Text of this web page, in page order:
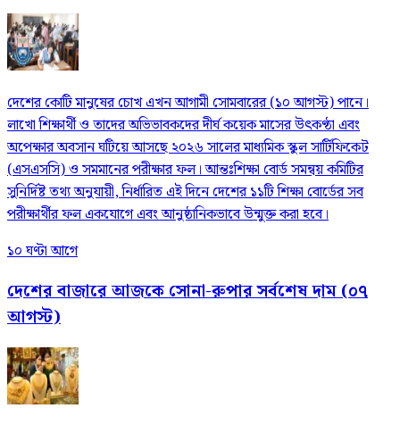
দেশের কোটি মানুষের চোখ এখন আগামী সোমবারের (১০ আগস্ট) পানে।
লাখো শিক্ষার্থী ও তাদের অভিভাবকদের দীর্ঘ কয়েক মাসের উৎকণ্ঠা এবং
অপেক্ষার অবসান ঘটিয়ে আসছে ২০২৬ সালের মাধ্যমিক স্কুল সার্টিফিকেট
(এসএসসি) ও সমমানের পরীক্ষার ফল। আন্তঃশিক্ষা বোর্ড সমন্বয় কমিটির
সুনির্দিষ্ট তথ্য অনুযায়ী, নির্ধারিত এই দিনে দেশের ১১টি শিক্ষা বোর্ডের সব
পরীক্ষার্থীর ফল একযোগে এবং আনুষ্ঠানিকভাবে উন্মুক্ত করা হবে।
১০ ঘণ্টা আগে
দেশের বাজারে আজকে সোনা-রুপার সর্বশেষ দাম (০৭
আগস্ট)